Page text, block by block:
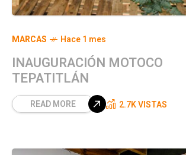
MARCAS Hace 1 mes
INAUGURACIÓN MOTOCO
TEPATITLÁN
READ MORE 2.7K VISTAS